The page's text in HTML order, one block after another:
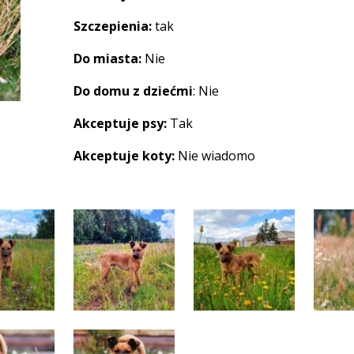
Szczepienia:tak
Do miasta: Nie
Do domu z dziećmi: Nie
Akceptuje psy: Tak
Akceptuje koty: Nie wiadomo